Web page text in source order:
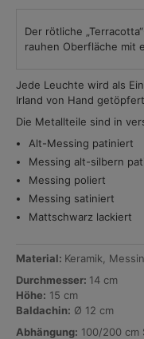
Der rötliche
rauhen Oberfläche mit
Jede Leuchte wird als
Irland von Hand
Die Metallteile sind in
Alt-Messing patiniert
Messing alt-silbern
Messing poliert
Messing satiniert
Mattschwarz lackiert
Material: Keramik,
Durchmesser: 14 cm
Höhe: 15 cm
Baldachin: Ø 12 cm
Abhängung: 100/200 cm